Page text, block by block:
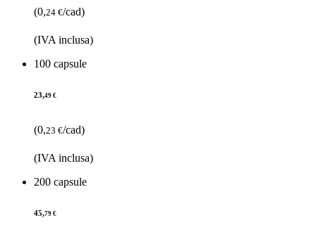
(0,24 €/cad)
(IVA inclusa)
100 capsule
23,49 €
(0,23 €/cad)
(IVA inclusa)
200 capsule
45,79 €